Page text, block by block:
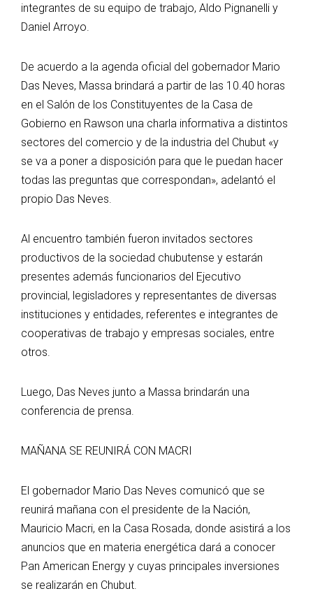
integrantes de su equipo de trabajo, Aldo Pignanelli y
Daniel Arroyo.
De acuerdo a la agenda oficial del gobernador Mario
Das Neves, Massa brindará a partir de las 10.40 horas
en el Salón de los Constituyentes de la Casa de
Gobierno en Rawson una charla informativa a distintos
sectores del comercio y de la industria del Chubut «y
se va a poner a disposición para que le puedan hacer
todas las preguntas que correspondan», adelantó el
propio Das Neves.
Al encuentro también fueron invitados sectores
productivos de la sociedad chubutense y estarán
presentes además funcionarios del Ejecutivo
provincial, legisladores y representantes de diversas
instituciones y entidades, referentes e integrantes de
cooperativas de trabajo y empresas sociales, entre
otros.
Luego, Das Neves junto a Massa brindarán una
conferencia de prensa.
MAÑANA SE REUNIRÁ CON MACRI
El gobernador Mario Das Neves comunicó que se
reunirá mañana con el presidente de la Nación,
Mauricio Macri, en la Casa Rosada, donde asistirá a los
anuncios que en materia energética dará a conocer
Pan American Energy y cuyas principales inversiones
se realizarán en Chubut.